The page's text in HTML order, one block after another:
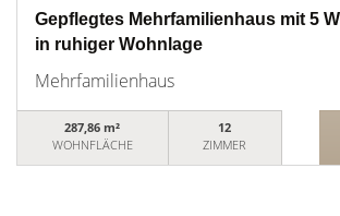
Gepflegtes Mehrfamilienhaus mit 5
in ruhiger Wohnlage
Mehrfamilienhaus
287,86 m²
WOHNFLÄCHE
12
ZIMMER